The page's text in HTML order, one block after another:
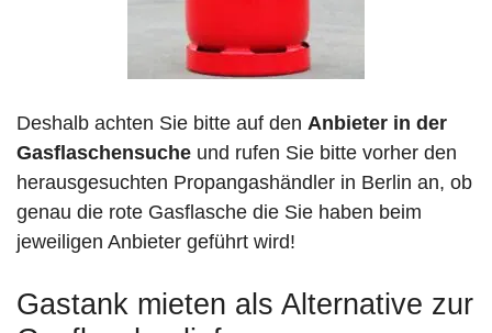
Deshalb achten Sie bitte auf den Anbieter in der
Gasflaschensuche und rufen Sie bitte vorher den
herausgesuchten Propangashändler in Berlin an, ob
genau die rote Gasflasche die Sie haben beim
jeweiligen Anbieter geführt wird!
Gastank mieten als Alternative zur